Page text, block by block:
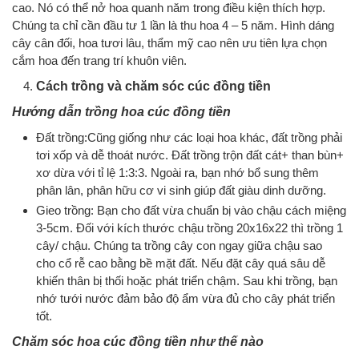
cao. Nó có thể nở hoa quanh năm trong điều kiện thích hợp.
Chúng ta chỉ cần đầu tư 1 lần là thu hoa 4 – 5 năm. Hình dáng
cây cân đối, hoa tươi lâu, thẩm mỹ cao nên ưu tiên lựa chọn
cắm hoa đến trang trí khuôn viên.
Cách trồng và chăm sóc cúc đồng tiền
Hướng dẫn trồng hoa cúc đồng tiền
Đất trồng:Cũng giống như các loại hoa khác, đất trồng phải
tơi xốp và dễ thoát nước. Đất trồng trộn đất cát+ than bùn+
xơ dừa với tỉ lệ 1:3:3. Ngoài ra, bạn nhớ bổ sung thêm
phân lân, phân hữu cơ vi sinh giúp đất giàu dinh dưỡng.
Gieo trồng: Bạn cho đất vừa chuẩn bị vào chậu cách miệng
3-5cm. Đối với kích thước chậu trồng 20x16x22 thì trồng 1
cây/ chậu. Chúng ta trồng cây con ngay giữa chậu sao
cho cổ rễ cao bằng bề mặt đất. Nếu đặt cây quá sâu dễ
khiến thân bị thối hoặc phát triển chậm. Sau khi trồng, bạn
nhớ tưới nước đảm bảo độ ẩm vừa đủ cho cây phát triển
tốt.
Chăm sóc hoa cúc đồng tiền như thế nào